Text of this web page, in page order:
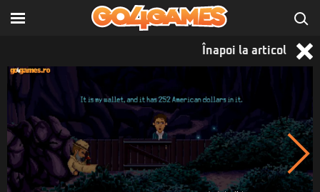
Înapoi la articol